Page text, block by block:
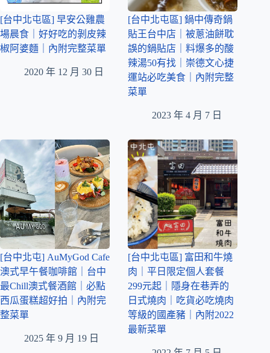
[台中北屯區] 早安公雞農
場晨食｜好好吃的剝皮辣
椒阿婆麵｜內附完整菜單
2020 年 12 月 30 日
[台中北屯區] 鍋中傳奇鍋
貼王台中店｜被蔥油餅耽
誤的鍋貼店｜料爆多的酸
辣湯50有找｜崇德文心捷
運站必吃美食｜內附完整
菜單
2023 年 4 月 7 日
[台中北屯] AuMyGod Cafe
澳式早午餐咖啡館｜台中
最Chill澳式餐酒館｜必點
西瓜蛋糕超好拍｜內附完
整菜單
2025 年 9 月 19 日
[台中北屯區] 富田和牛燒
肉｜平日限定個人套餐
299元起｜隱身在巷弄的
日式燒肉｜吃貨必吃燒肉
等級的國產豬｜內附2022
最新菜單